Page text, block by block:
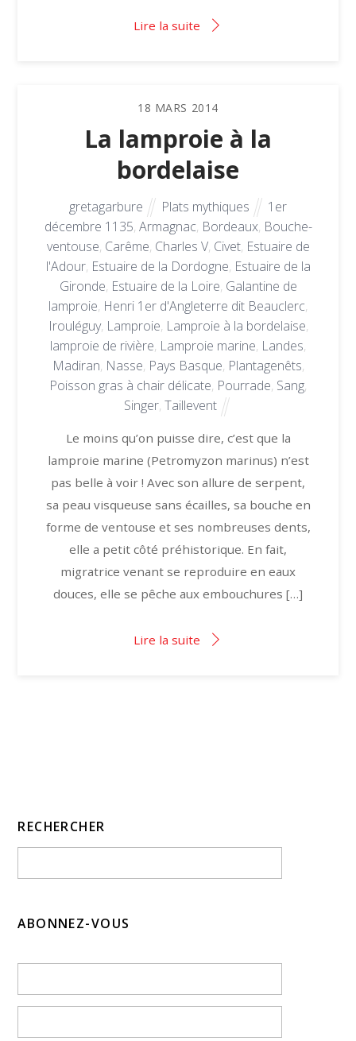
Lire la suite
18 MARS 2014
La lamproie à la
bordelaise
gretagarbure Plats mythiques
1er
décembre 1135, Armagnac, Bordeaux, Bouche-
ventouse, Carême, Charles V, Civet, Estuaire de
l'Adour, Estuaire de la Dordogne, Estuaire de la
Gironde, Estuaire de la Loire, Galantine de
lamproie, Henri 1er d'Angleterre dit Beauclerc,
Irouléguy, Lamproie, Lamproie à la bordelaise,
lamproie de rivière, Lamproie marine, Landes,
Madiran, Nasse, Pays Basque, Plantagenêts,
Poisson gras à chair délicate, Pourrade, Sang,
Singer,Taillevent
Le moins qu’on puisse dire, c’est que la
lamproie marine (Petromyzon marinus) n’est
pas belle à voir ! Avec son allure de serpent,
sa peau visqueuse sans écailles, sa bouche en
forme de ventouse et ses nombreuses dents,
elle a petit côté préhistorique. En fait,
migratrice venant se reproduire en eaux
douces, elle se pêche aux embouchures […]
Lire la suite
RECHERCHER
ABONNEZ-VOUS